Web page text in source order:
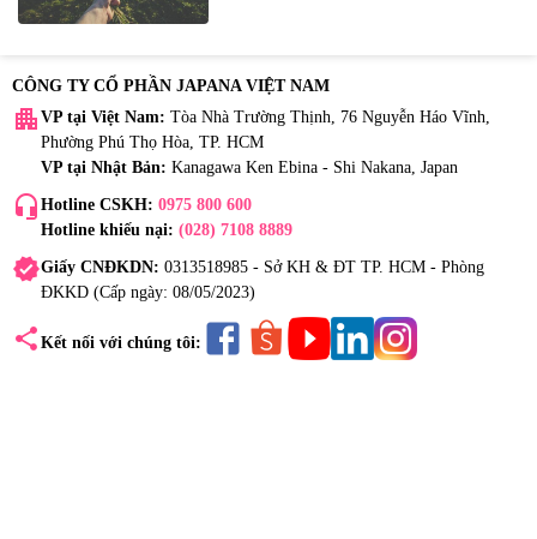
CÔNG TY CỔ PHẦN JAPANA VIỆT NAM
apartment VP tại Việt Nam: Tòa Nhà Trường Thịnh, 76 Nguyễn Háo Vĩnh,
Phường Phú Thọ Hòa, TP. HCM
VP tại Nhật Bản: Kanagawa Ken Ebina - Shi Nakana, Japan
headset_mic Hotline CSKH: 0975 800 600
Hotline khiếu nại: (028) 7108 8889
verifiedGiấy CNĐKDN: 0313518985 - Sở KH & ĐT TP. HCM - Phòng
ĐKKD (Cấp ngày: 08/05/2023)
share Kết nối với chúng tôi: